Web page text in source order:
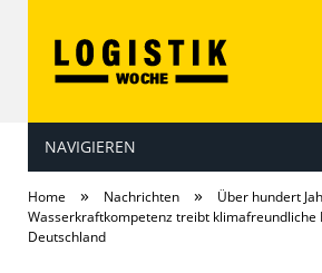
NAVIGIEREN
Home » Nachrichten »
Über hundert
Wasserkraftkompetenz treibt klimafreundliche
Deutschland